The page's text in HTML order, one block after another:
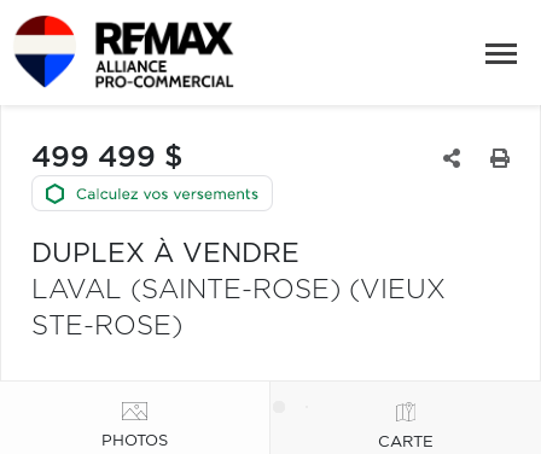
499 499 $
DUPLEX À VENDRE
LAVAL (SAINTE-ROSE) (VIEUX
STE-ROSE)
PHOTOS CARTE